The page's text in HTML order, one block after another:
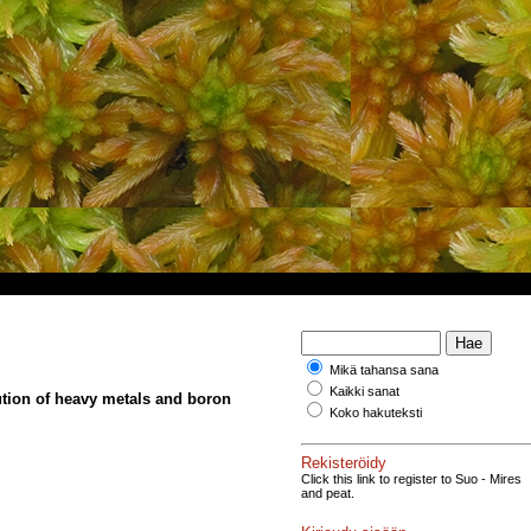
of heavy metals and boron
Mikä tahansa sana
Kaikki sanat
Koko hakuteksti
Rekisteröidy
Click this link to register to Suo - Mires
and peat.